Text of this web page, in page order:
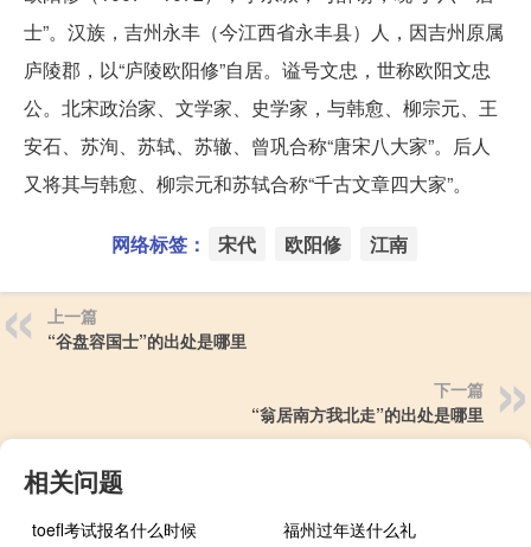
士”。汉族，吉州永丰（今江西省永丰县）人，因吉州原属
庐陵郡，以“庐陵欧阳修”自居。谥号文忠，世称欧阳文忠
公。北宋政治家、文学家、史学家，与韩愈、柳宗元、王
安石、苏洵、苏轼、苏辙、曾巩合称“唐宋八大家”。后人
又将其与韩愈、柳宗元和苏轼合称“千古文章四大家”。
网络标签： 宋代 欧阳修 江南
上一篇
“谷盘容国士”的出处是哪里
下一篇
“翁居南方我北走”的出处是哪里
相关问题
toefl考试报名什么时候
福州过年送什么礼